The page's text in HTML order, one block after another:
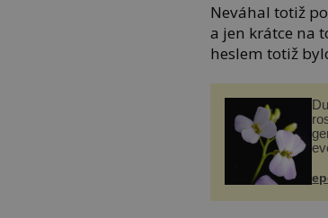
Neváhal totiž
a jen krátce na
heslem totiž